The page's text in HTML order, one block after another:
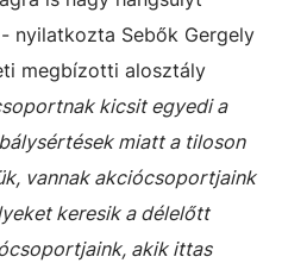
nyilatkozta Sebők Gergely
megbízotti alosztály
kicsit egyedi a
miatt a tiloson
vannak akciócsoportjaink
keresik a délelőtt
akik ittas